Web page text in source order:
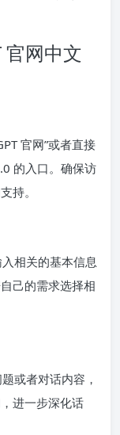
官网中文
官网”或者直接
的入口。确保访
持。
相关的基本信息
己的需求选择相
或者对话内容，
进一步深化话